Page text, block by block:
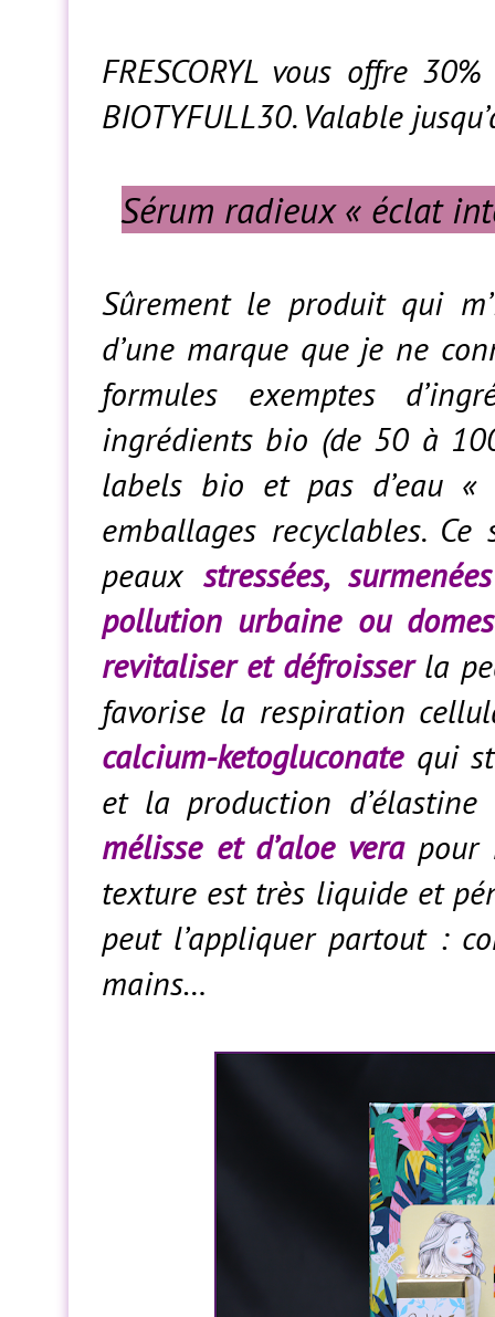
FRESCORYL vous offre
BIOTYFULL30. Valable
Sérum radieux « éclat
Sûrement le produit qui
d’une marque que je ne
formules exemptes
ingrédients bio (de 50 à
labels bio et pas d’eau
emballages recyclables.
peauxstressées,
pollution urbaine ou
revitaliser et défroisserla
favorise la respiration
calcium-ketogluconatequi
et la production
mélisse et d’aloe verapour
texture est très liquide et
peut l’appliquer partout :
mains…